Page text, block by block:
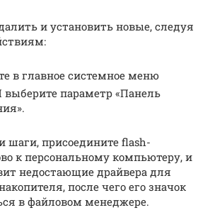
и установить новые, следуя
в главное системное меню
выберите параметр «Панель
шаги, присоедините flash-
к персональному компьютеру, и
недостающие драйвера для
после чего его значок
в файловом менеджере.